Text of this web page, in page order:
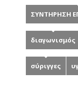
ΣΥΝΤΗΡΗΣΗ
διαγωνισμός
σύριγγες